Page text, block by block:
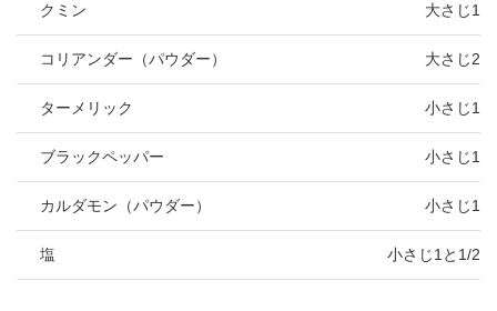
クミン 大さじ1
コリアンダー（パウダー） 大さじ2
ターメリック 小さじ1
ブラックペッパー 小さじ1
カルダモン（パウダー） 小さじ1
塩 小さじ1と1/2